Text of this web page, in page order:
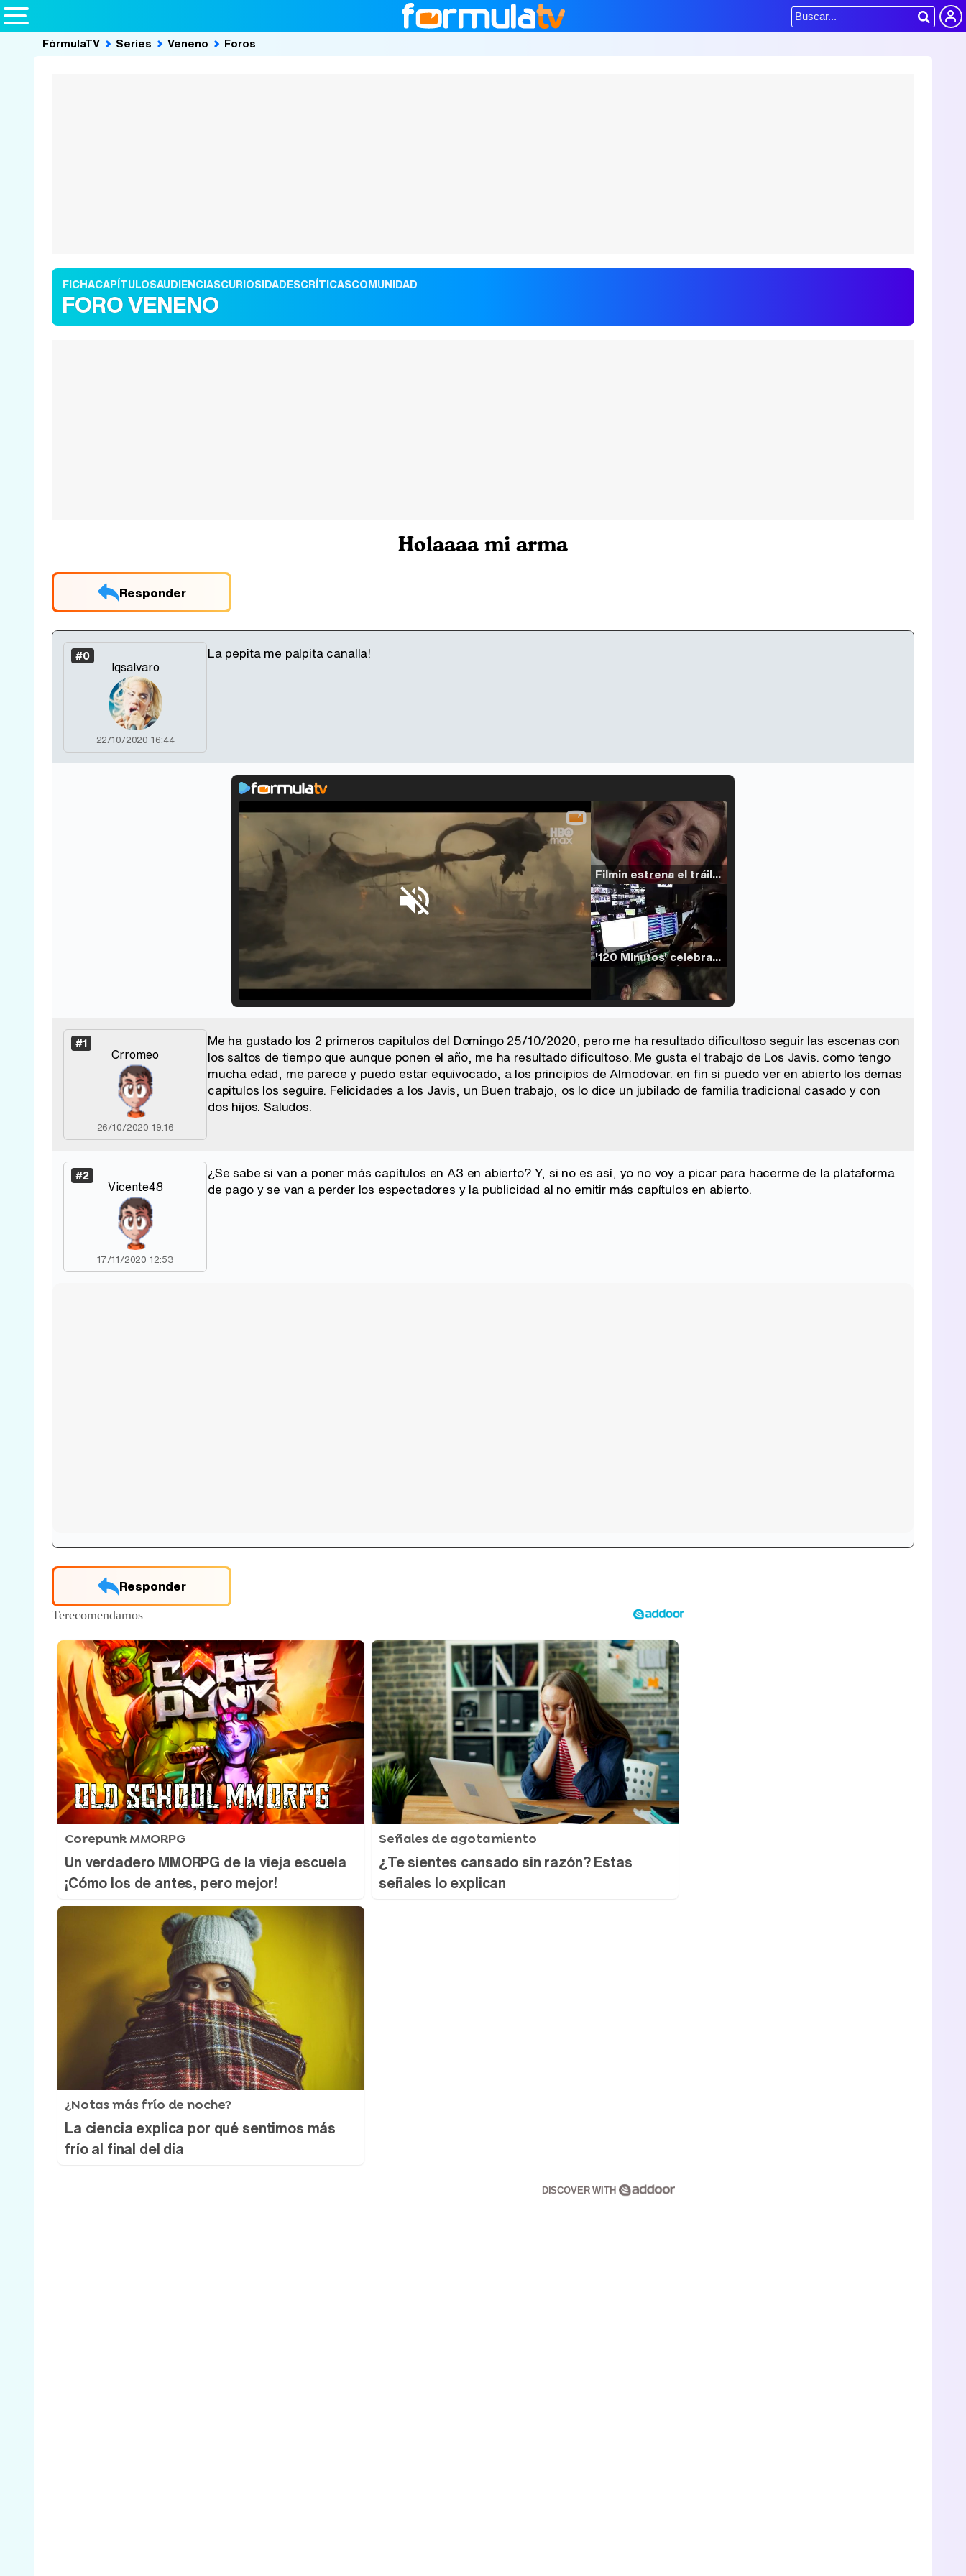
FórmulaTV Series Veneno Foros
FICHACAPÍTULOSAUDIENCIASCURIOSIDADESCRÍTICASCOMUNIDAD
FORO VENENO
Holaaaa mi arma
Responder
#0
lqsalvaro
22/10/2020 16:44
La pepita me palpita canalla!
Unmute
Filmin estrena el tráiler de 'Millennial Mal', su nueva comedia universitaria de la mano de Lorena Iglesias
'120 Minutos' celebra sus 2.000 programas en Telemadrid con un vídeo del día a día en la redacción
Tráiler de '33 días', la nueva serie de Atresplayer con Julián Villagrán y José Manuel Poga
#1
Crromeo
26/10/2020 19:16
Me ha gustado los 2 primeros capitulos del Domingo 25/10/2020, pero me ha resultado dificultoso seguir las escenas con
los saltos de tiempo que aunque ponen el año, me ha resultado dificultoso. Me gusta el trabajo de Los Javis. como tengo
mucha edad, me parece y puedo estar equivocado, a los principios de Almodovar. en fin si puedo ver en abierto los demas
capitulos los seguire. Felicidades a los Javis, un Buen trabajo, os lo dice un jubilado de familia tradicional casado y con
dos hijos. Saludos.
#2
Vicente48
17/11/2020 12:53
¿Se sabe si van a poner más capítulos en A3 en abierto? Y, si no es así, yo no voy a picar para hacerme de la plataforma
de pago y se van a perder los espectadores y la publicidad al no emitir más capítulos en abierto.
Responder
Corepunk MMORPG
Un verdadero MMORPG de la vieja escuela
¡Cómo los de antes, pero mejor!
Señales de agotamiento
¿Te sientes cansado sin razón? Estas
señales lo explican
¿Notas más frío de noche?
La ciencia explica por qué sentimos más
frío al final del día
DISCOVER WITH